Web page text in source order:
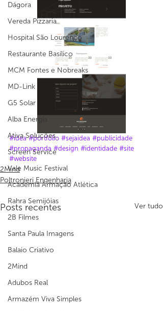
Dágora
Vereda Pizzaria
Hospital São Lourenço
Restaurante Basílico
MCM Fontes e Nobreaks
MD-Link
G5 Solar
Alba Energia
Ativa Soluções
Screen Service
Vale Music Festival
Academia Armação Atlética
Rahra Semijóias
2B Filmes
Santa Paula Imagens
Balaio Criativo
2Mind
Adubos Real
Armazém Viva Simples
#idea #portfólio #sejaidea #publicidade
#propaganda #design #identidade #site
#website
2Mind
Poltronieri Engenharia
Posts recentes Ver tudo